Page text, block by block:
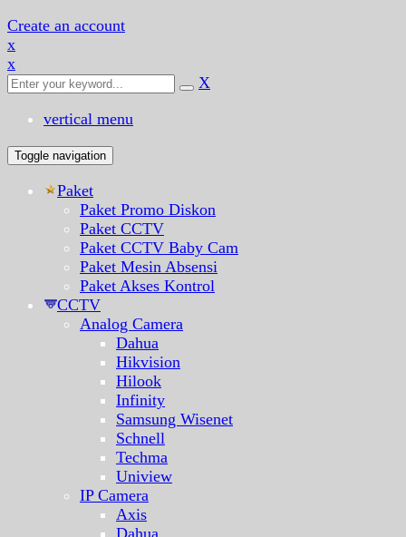
Create an account
x
x
X
vertical menu
Toggle navigation
Paket
Paket Promo Diskon
Paket CCTV
Paket CCTV Baby Cam
Paket Mesin Absensi
Paket Akses Kontrol
CCTV
Analog Camera
Dahua
Hikvision
Hilook
Infinity
Samsung Wisenet
Schnell
Techma
Uniview
IP Camera
Axis
Dahua